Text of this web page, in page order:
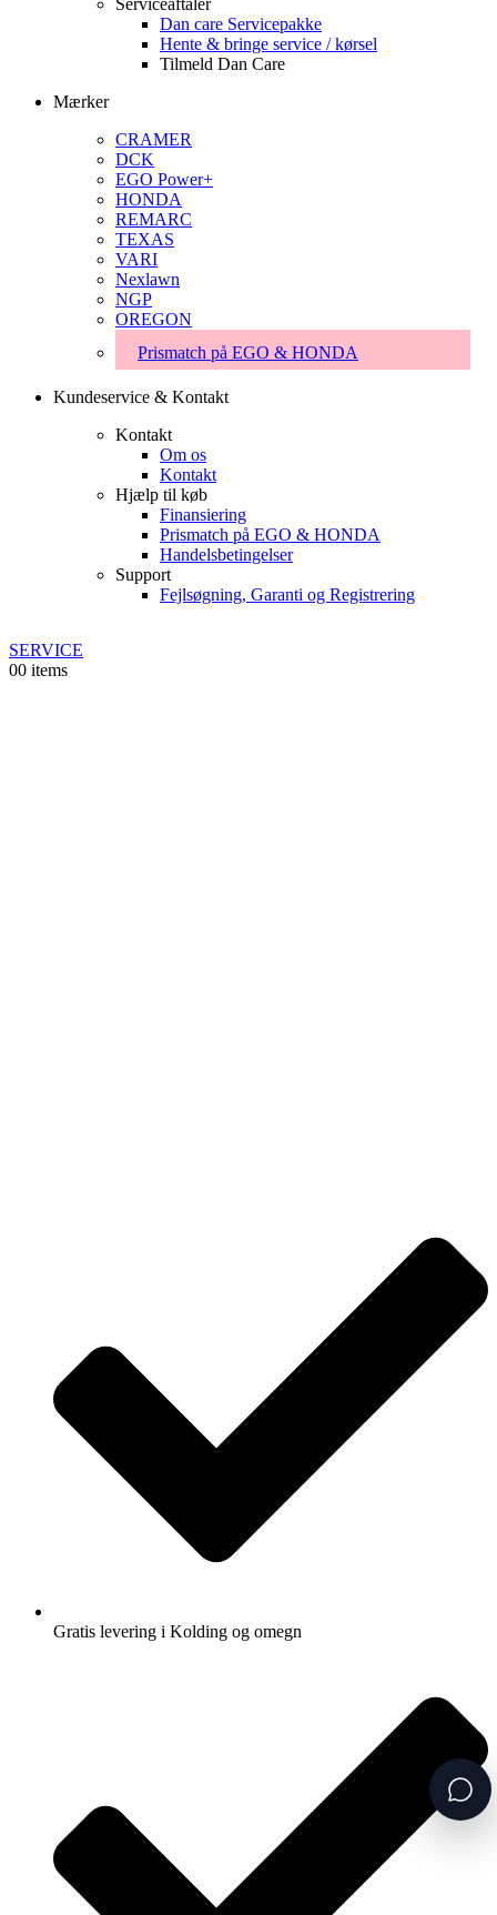
Serviceaftaler
Dan care Servicepakke
Hente & bringe service / kørsel
Tilmeld Dan Care
Mærker
CRAMER
DCK
EGO Power+
HONDA
REMARC
TEXAS
VARI
Nexlawn
NGP
OREGON
Prismatch på EGO & HONDA
Kundeservice & Kontakt
Kontakt
Om os
Kontakt
Hjælp til køb
Finansiering
Prismatch på EGO & HONDA
Handelsbetingelser
Support
Fejlsøgning, Garanti og Registrering
SERVICE
00 items
Gratis levering i Kolding og omegn